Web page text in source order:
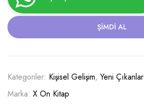
ŞIMDI AL
Kategoriler: Kişisel Gelişim, Yeni Çıkanlar
Marka: X On Kitap